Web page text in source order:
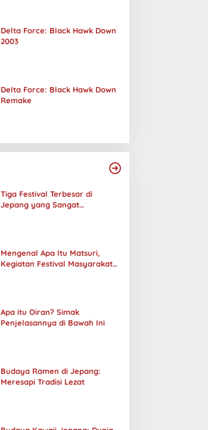
Delta Force: Black Hawk Down
2003
Delta Force: Black Hawk Down
Remake
Tiga Festival Terbesar di
Jepang yang Sangat
Mengenal Apa Itu Matsuri,
Kegiatan Festival Masyarakat
Apa itu Oiran? Simak
Penjelasannya di Bawah Ini
Budaya Ramen di Jepang:
Meresapi Tradisi Lezat